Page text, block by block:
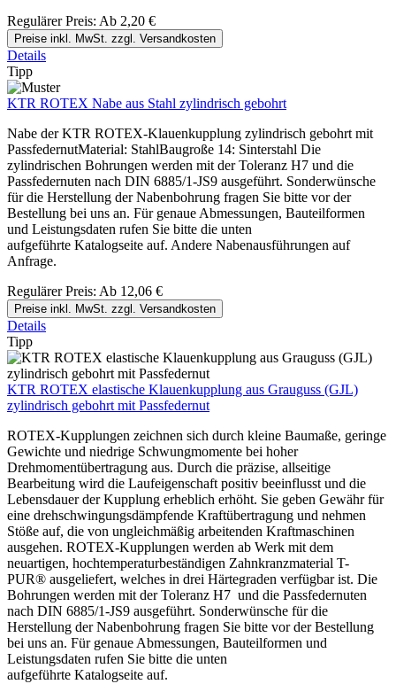
Regulärer Preis: Ab 2,20 €
Preise inkl. MwSt. zzgl. Versandkosten
Details
Tipp
KTR ROTEX Nabe aus Stahl zylindrisch gebohrt
Nabe der KTR ROTEX-Klauenkupplung zylindrisch gebohrt mit
PassfedernutMaterial: StahlBaugroße 14: Sinterstahl Die
zylindrischen Bohrungen werden mit der Toleranz H7 und die
Passfedernuten nach DIN 6885/1-JS9 ausgeführt. Sonderwünsche
für die Herstellung der Nabenbohrung fragen Sie bitte vor der
Bestellung bei uns an. Für genaue Abmessungen, Bauteilformen
und Leistungsdaten rufen Sie bitte die unten
aufgeführte Katalogseite auf. Andere Nabenausführungen auf
Anfrage.
Regulärer Preis: Ab 12,06 €
Preise inkl. MwSt. zzgl. Versandkosten
Details
Tipp
KTR ROTEX elastische Klauenkupplung aus Grauguss (GJL)
zylindrisch gebohrt mit Passfedernut
ROTEX-Kupplungen zeichnen sich durch kleine Baumaße, geringe
Gewichte und niedrige Schwungmomente bei hoher
Drehmomentübertragung aus. Durch die präzise, allseitige
Bearbeitung wird die Laufeigenschaft positiv beeinflusst und die
Lebensdauer der Kupplung erheblich erhöht. Sie geben Gewähr für
eine drehschwingungsdämpfende Kraftübertragung und nehmen
Stöße auf, die von ungleichmäßig arbeitenden Kraftmaschinen
ausgehen. ROTEX-Kupplungen werden ab Werk mit dem
neuartigen, hochtemperaturbeständigen Zahnkranzmaterial T-
PUR® ausgeliefert, welches in drei Härtegraden verfügbar ist. Die
Bohrungen werden mit der Toleranz H7 und die Passfedernuten
nach DIN 6885/1-JS9 ausgeführt. Sonderwünsche für die
Herstellung der Nabenbohrung fragen Sie bitte vor der Bestellung
bei uns an. Für genaue Abmessungen, Bauteilformen und
Leistungsdaten rufen Sie bitte die unten
aufgeführte Katalogseite auf.